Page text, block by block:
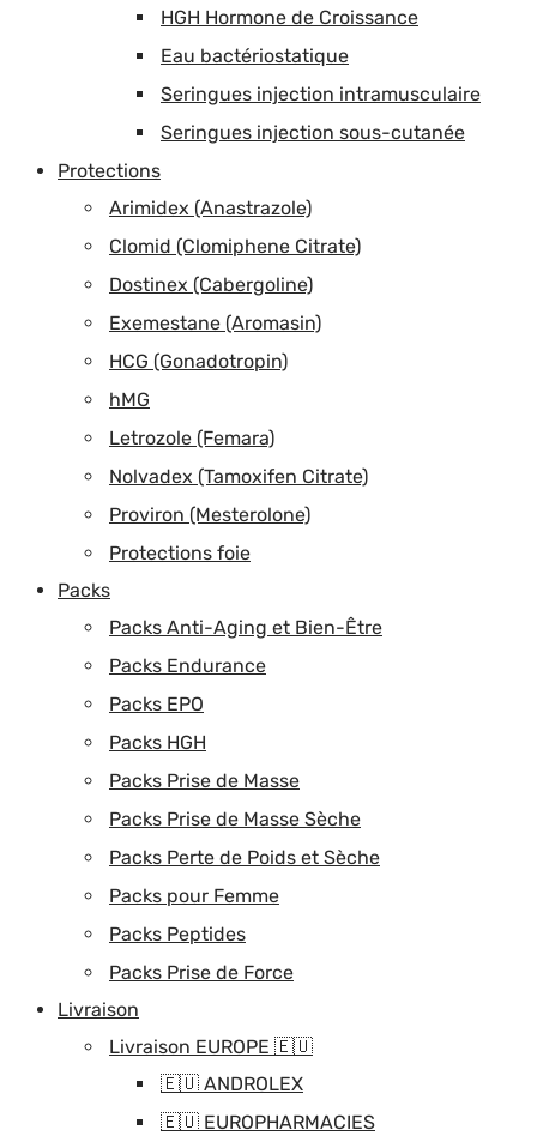
HGH Hormone de Croissance
Eau bactériostatique
Seringues injection intramusculaire
Seringues injection sous-cutanée
Protections
Arimidex (Anastrazole)
Clomid (Clomiphene Citrate)
Dostinex (Cabergoline)
Exemestane (Aromasin)
HCG (Gonadotropin)
hMG
Letrozole (Femara)
Nolvadex (Tamoxifen Citrate)
Proviron (Mesterolone)
Protections foie
Packs
Packs Anti-Aging et Bien-Être
Packs Endurance
Packs EPO
Packs HGH
Packs Prise de Masse
Packs Prise de Masse Sèche
Packs Perte de Poids et Sèche
Packs pour Femme
Packs Peptides
Packs Prise de Force
Livraison
Livraison EUROPE 🇪🇺
🇪🇺 ANDROLEX
🇪🇺 EUROPHARMACIES